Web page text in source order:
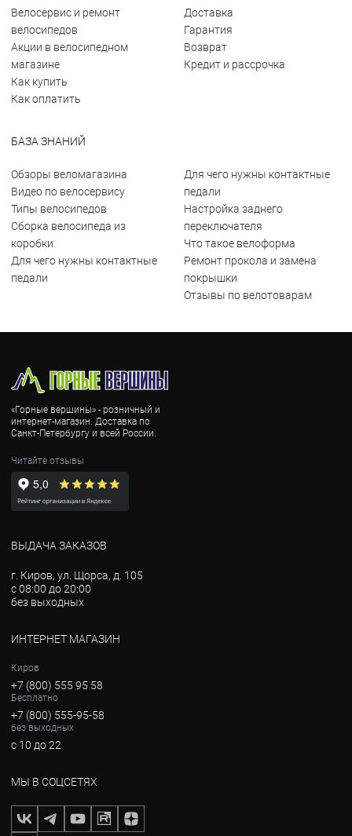
Велосервис и ремонт
велосипедов
Акции в велосипедном
магазине
Как купить
Как оплатить
Доставка
Гарантия
Возврат
Кредит и рассрочка
БАЗА ЗНАНИЙ
Обзоры веломагазина
Видео по велосервису
Типы велосипедов
Сборка велосипеда из
коробки
Для чего нужны контактные
педали
Для чего нужны контактные
педали
Настройка заднего
переключателя
Что такое велоформа
Ремонт прокола и замена
покрышки
Отзывы по велотоварам
«Горные вершины» - розничный и
интернет-магазин. Доставка по
Санкт-Петербургу и всей России.
Читайте отзывы
ВЫДАЧА ЗАКАЗОВ
г. Киров, ул. Щорса, д. 105
с 08:00 до 20:00
без выходных
ИНТЕРНЕТ МАГАЗИН
Киров
+7 (800) 555 95 58
Бесплатно
+7 (800) 555-95-58
без выходных
с 10 до 22
МЫ В СОЦСЕТЯХ